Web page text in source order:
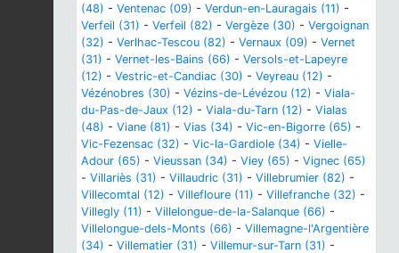
(48) - Ventenac (09) - Verdun-en-Lauragais (11) -
Verfeil (31) - Verfeil (82) - Vergèze (30) - Vergoignan
(32) - Verlhac-Tescou (82) - Vernaux (09) - Vernet
(31) - Vernet-les-Bains (66) - Versols-et-Lapeyre
(12) - Vestric-et-Candiac (30) - Veyreau (12) -
Vézénobres (30) - Vézins-de-Lévézou (12) - Viala-
du-Pas-de-Jaux (12) - Viala-du-Tarn (12) - Vialas
(48) - Viane (81) - Vias (34) - Vic-en-Bigorre (65) -
Vic-Fezensac (32) - Vic-la-Gardiole (34) - Vielle-
Adour (65) - Vieussan (34) - Viey (65) - Vignec (65)
- Villariès (31) - Villaudric (31) - Villebrumier (82) -
Villecomtal (12) - Villefloure (11) - Villefranche (32) -
Villegly (11) - Villelongue-de-la-Salanque (66) -
Villelongue-dels-Monts (66) - Villemagne-l'Argentière
(34) - Villematier (31) - Villemur-sur-Tarn (31) -